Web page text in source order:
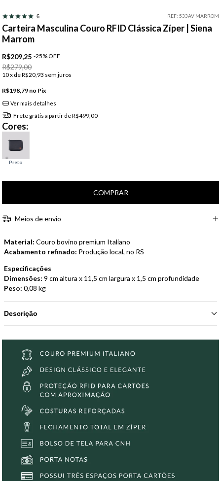
6 REF: 533AV MARROM
Carteira Masculina Couro RFID Clássica Zíper | Siena
Marrom
R$209,25 -25%OFF
R$279,00
10x deR$20,93 sem juros
R$198,79 Pix
Ver mais detalhes
Frete grátis a partir deR$499,00
Cores:
Meios de envio
Material: Couro bovino premium Italiano
Acabamento refinado: Produção local, no RS
Especificações
Dimensões: 9 cm altura x 11,5 cm largura x 1,5 cm profundidade
Peso: 0,08 kg
Descrição